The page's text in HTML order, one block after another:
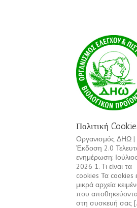
Πολιτική
Οργανισμός ΔΗΩ |
Έκδοση 2.0
ενημέρωση: Ιούλιος
2026 1. Τι είναι τα
cookies Τα cookies
μικρά αρχεία
που
στη συσκευή σας